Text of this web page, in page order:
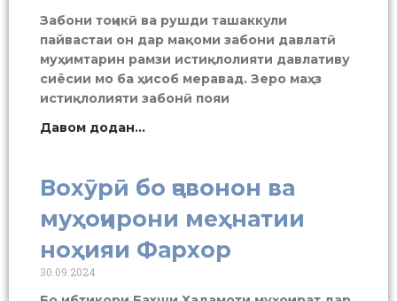
Забони тоҷикӣ ва рушди ташаккули
пайвастаи он дар мақоми забони давлатӣ
муҳимтарин рамзи истиқлолияти давлативу
сиёсии мо ба ҳисоб меравад. Зеро маҳз
истиқлолияти забонӣ пояи
Давом додан...
Вохӯрӣ бо ҷавонон ва
муҳоҷирони меҳнатии
ноҳияи Фархор
30.09.2024